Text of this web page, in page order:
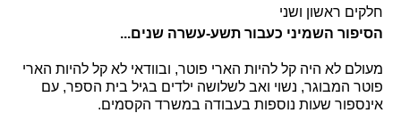
חלקים ראשון ושני
הסיפור השמיני כעבור תשע-עשרה שנים...
מעולם לא היה קל להיות הארי פוטר, ובוודאי לא קל להיות הארי
פוטר המבוגר, נשוי ואב לשלושה ילדים בגיל בית הספר, עם
אינספור שעות נוספות בעבודה במשרד הקסמים.